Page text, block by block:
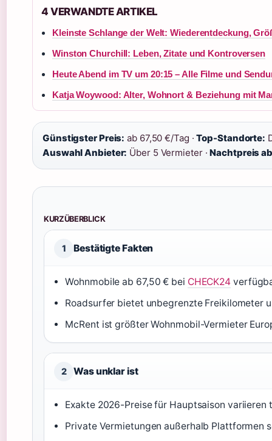
4 VERWANDTE ARTIKEL
Kleinste Schlange der Welt: Wiederentdeckung,
Winston Churchill: Leben, Zitate und Kontroversen
Heute Abend im TV um 20:15 – Alle Filme und
Katja Woywood: Alter, Wohnort & Beziehung mit
Günstigster Preis: ab 67,50 €/Tag ·Top-Standorte:
Auswahl Anbieter: Über 5 Vermieter ·Nachtpreis
KURZÜBERBLICK
1 Bestätigte Fakten
Wohnmobile ab 67,50 € bei CHECK24
Roadsurfer bietet unbegrenzte Freikilometer
McRent ist größter Wohnmobil-Vermieter
2 Was unklar ist
Exakte 2026-Preise für Hauptsaison variieren
Private Vermietungen außerhalb Plattformen